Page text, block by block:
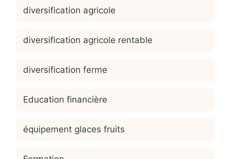
diversification agricole
diversification agricole rentable
diversification ferme
Education financière
équipement glaces fruits